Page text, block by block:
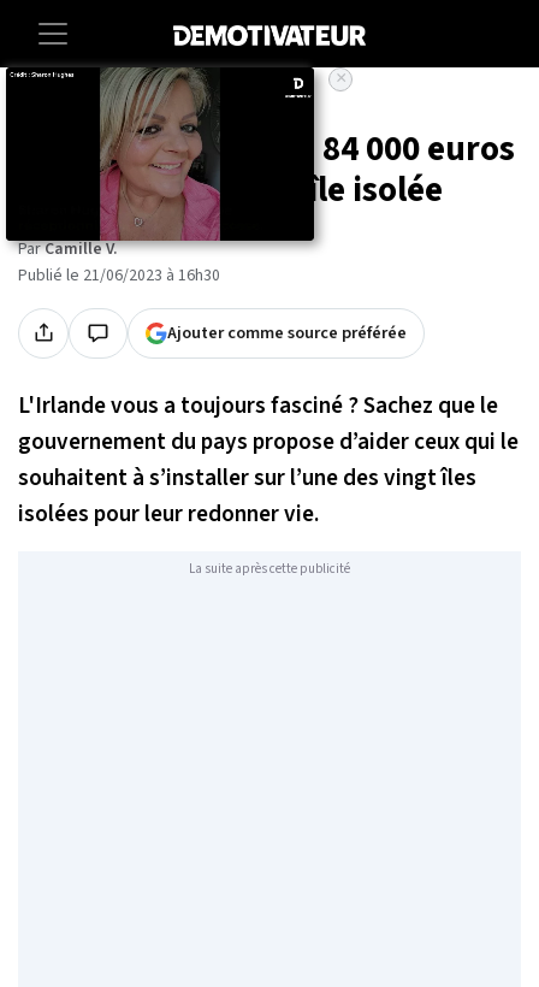
Insolite
L'Irlande vous offre 84 000 euros
pour vivre sur une île isolée
ParCamille V.
Publié le 21/06/2023 à 16h30
Ajouter comme source préférée
L'Irlande vous a toujours fasciné ? Sachez que le
gouvernement du pays propose d’aider ceux qui le
souhaitent à s’installer sur l’une des vingt îles
isolées pour leur redonner vie.
La suite après cette publicité
×